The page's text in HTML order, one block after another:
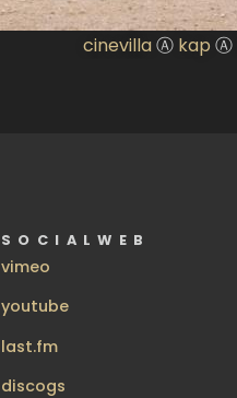
cinevillaⒶ kap Ⓐ
SOCIALWEB
vimeo
youtube
last.fm
discogs